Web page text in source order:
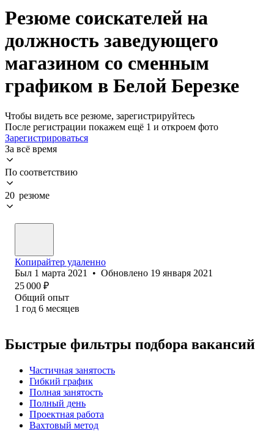
Резюме соискателей на
должность заведующего
магазином со сменным
графиком в Белой Березке
Чтобы видеть все резюме, зарегистрируйтесь
После регистрации покажем ещё 1 и откроем фото
Зарегистрироваться
За всё время
По соответствию
20 резюме
Копирайтер удаленно
Был 1 марта 2021 • Обновлено 19 января 2021
25 000 ₽
Общий опыт
1 год 6 месяцев
Быстрые фильтры подбора вакансий
Частичная занятость
Гибкий график
Полная занятость
Полный день
Проектная работа
Вахтовый метод